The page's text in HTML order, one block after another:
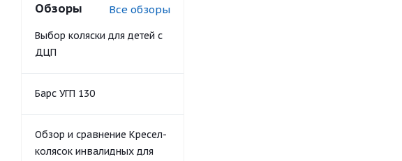
Обзоры Все обзоры
Выбор коляски для детей с
ДЦП
Барс УГП 130
Обзор и сравнение Кресел-
колясок инвалидных для